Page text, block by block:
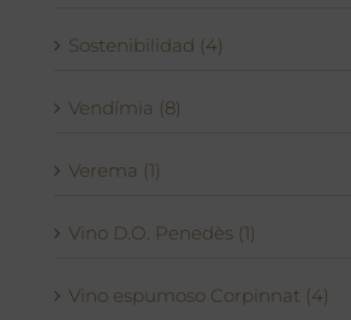
Sostenibilidad (4)
Vendímia (8)
Verema (1)
Vino D.O. Penedès (1)
Vino espumoso Corpinnat (4)